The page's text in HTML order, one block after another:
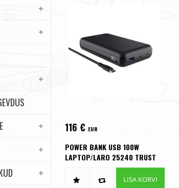
116 € EUR
POWER BANK USB 100W
LAPTOP/LARO 25240 TRUST
LISA KORVI